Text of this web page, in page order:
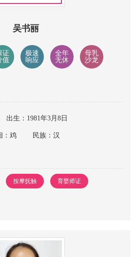
吴书丽
证
值
极速
响应
全年
无休
母乳
沙龙
出生：1981年3月8日
：鸡 民族：汉
按摩抚触 育婴师证